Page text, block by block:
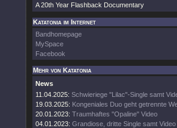
A 20th Year Flashback Documentary
Katatonia im Internet
Bandhomepage
MySpace
Facebook
Mehr von Katatonia
News
11.04.2025: Schwieriege "Lilac"-Single samt
19.03.2025: Kongeniales Duo geht getrennte
20.01.2023: Traumhaftes "Opaline" Video
04.01.2023: Grandiose, dritte Single samt Video